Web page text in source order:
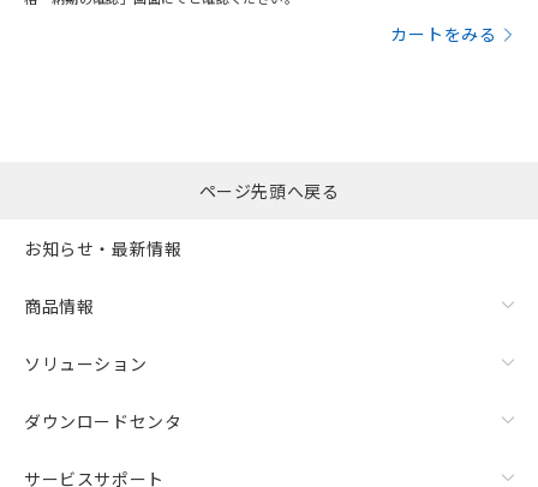
カートをみる
ページ先頭へ戻る
お知らせ・最新情報
商品情報
ソリューション
ダウンロードセンタ
サービスサポート